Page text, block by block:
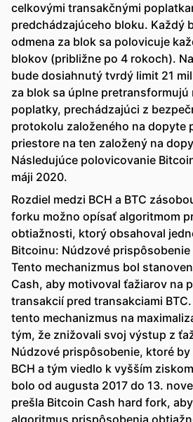
celkovými transakčnými
predchádzajúceho bloku. Každý
odmena za blok sa polovicuje
blokov (približne po 4 rokoch).
bude dosiahnutý tvrdý limit 21
za blok sa úplne pretransformujú
poplatky, prechádzajúci z
protokolu založeného na dopyte
priestore na ten založený na
Následujúce polovicovanie
máji 2020.
Rozdiel medzi BCH a BTC
forku možno opísať algoritmom
obtiažnosti, ktorý obsahoval
Bitcoinu: Núdzové
Tento mechanizmus bol
Cash, aby motivoval ťažiarov na
transakcií pred transakciami
tento mechanizmus na
tým, že znižovali svoj výstup z
Núdzové prispôsobenie, ktoré
BCH a tým viedlo k vyšším
bolo od augusta 2017 do 13.
prešla Bitcoin Cash hard fork,
algoritmus prispôsobenia